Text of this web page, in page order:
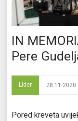
IN
Pere
Lider 28.11.2020.
Pored kreveta